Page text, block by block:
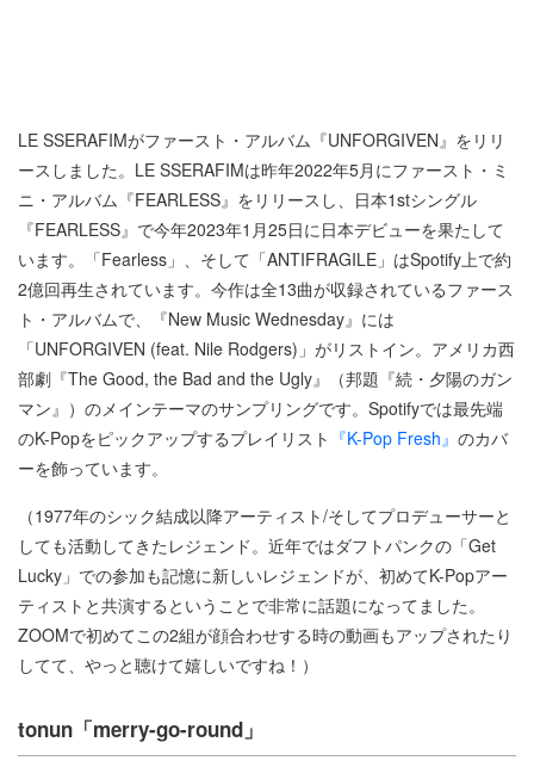
LE SSERAFIMがファースト・アルバム『UNFORGIVEN』をリリ
ースしました。LE SSERAFIMは昨年2022年5月にファースト・ミ
ニ・アルバム『FEARLESS』をリリースし、日本1stシングル
『FEARLESS』で今年2023年1月25日に日本デビューを果たして
います。「Fearless」、そして「ANTIFRAGILE」はSpotify上で約
2億回再生されています。今作は全13曲が収録されているファース
ト・アルバムで、『New Music Wednesday』には
「UNFORGIVEN (feat. Nile Rodgers)」がリストイン。アメリカ西
部劇『The Good, the Bad and the Ugly』（邦題『続・夕陽のガン
マン』）のメインテーマのサンプリングです。Spotifyでは最先端
のK-Popをピックアップするプレイリスト 『K-Pop Fresh』 のカバ
ーを飾っています。
（1977年のシック結成以降アーティスト/そしてプロデューサーと
しても活動してきたレジェンド。近年ではダフトパンクの「Get
Lucky」での参加も記憶に新しいレジェンドが、初めてK-Popアー
ティストと共演するということで非常に話題になってました。
ZOOMで初めてこの2組が顔合わせする時の動画もアップされたり
してて、やっと聴けて嬉しいですね！）
tonun「merry-go-round」